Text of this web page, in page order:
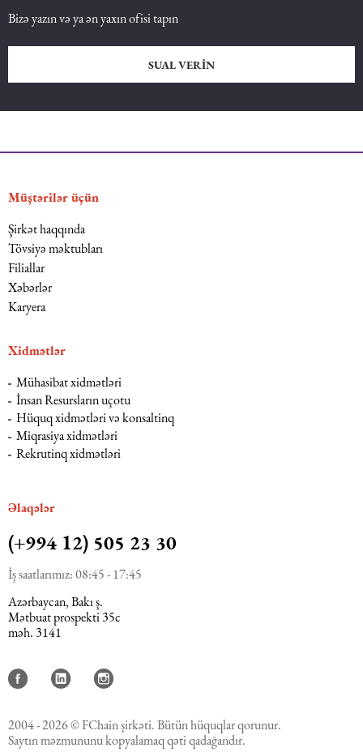
Bizə yazın və ya ən yaxın ofisi tapın
SUAL VERIN
Müştərilər üçün
Şirkət haqqında
Tövsiyə məktubları
Filiallar
Xəbərlər
Karyera
Xidmətlər
Mühasibat xidmətləri
İnsan Resursların uçotu
Hüquq xidmətləri və konsaltinq
Miqrasiya xidmətləri
Rekrutinq xidmətləri
Əlaqələr
(+994 12) 505 23 30
İş saatlarımız: 08:45 - 17:45
Azərbaycan, Bakı ş.
Mətbuat prospekti 35c
məh. 3141
2004 - 2026 © FChain şirkəti. Bütün hüquqlar qorunur.
Saytın məzmununu kopyalamaq qəti qadağandır.